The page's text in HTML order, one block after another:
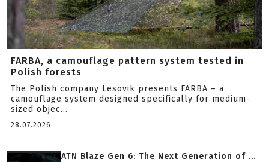
FARBA, a camouflage pattern system tested in
Polish forests
The Polish company Lesovik presents FARBA – a
camouflage system designed specifically for medium-
sized objec...
28.07.2026
ATN Blaze Gen 6: The Next Generation of ...